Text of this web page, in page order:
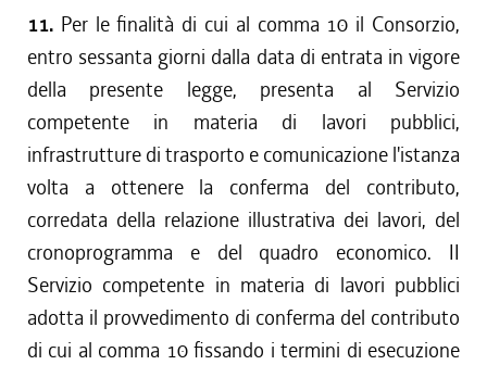
11. Per le finalità di cui al comma 10 il Consorzio,
entro sessanta giorni dalla data di entrata in vigore
della presente legge, presenta al Servizio
competente in materia di lavori pubblici,
infrastrutture di trasporto e comunicazione l'istanza
volta a ottenere la conferma del contributo,
corredata della relazione illustrativa dei lavori, del
cronoprogramma e del quadro economico. II
Servizio competente in materia di lavori pubblici
adotta il provvedimento di conferma del contributo
di cui al comma 10 fissando i termini di esecuzione